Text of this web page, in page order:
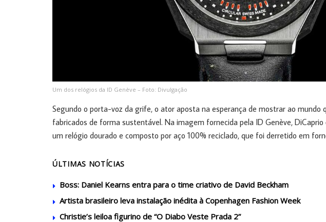
Um dos relógios da ID Genève – Foto: Divulgação
Segundo o porta-voz da grife, o ator aposta na esperança de mostrar ao mundo
fabricados de forma sustentável. Na imagem fornecida pela ID Genève, DiCaprio
um relógio dourado e composto por aço 100% reciclado, que foi derretido em
ÚLTIMAS NOTÍCIAS
Boss: Daniel Kearns entra para o time criativo de David Beckham
Artista brasileiro leva instalação inédita à Copenhagen Fashion Week
Christie’s leiloa figurino de “O Diabo Veste Prada 2”